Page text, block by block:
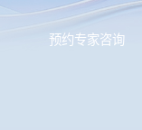
预约专家咨询